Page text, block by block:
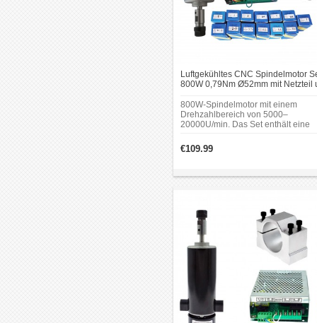
Luftgekühltes CNC Spindelmotor
800W 0,79Nm Ø52mm mit Netzteil
800W-Spindelmotor mit einem
Drehzahlbereich von 5000–
20000U/min. Das Set enthält eine
52mm-Spindelhalterung und einen
Spannzangensatz.
€109.99